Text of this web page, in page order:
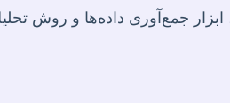
جمع‌آوری داده‌ها و روش